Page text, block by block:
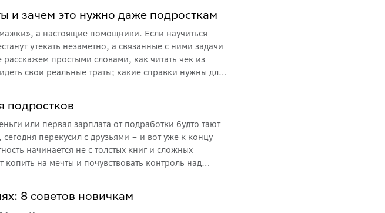
и зачем это нужно даже подросткам
а настоящие помощники. Если научиться
утекать незаметно, а связанные с ними задачи
расскажем простыми словами, как читать чек из
свои реальные траты; какие справки нужны для
использовать себе на благо.
подростков
или первая зарплата от подработки будто тают
перекусил с друзьями – и вот уже к концу
на мечты и почувствовать контроль над
– в материале СберСовы.
8 советов новичкам